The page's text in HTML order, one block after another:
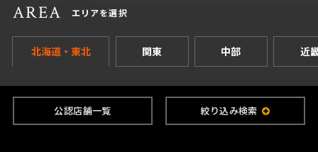
AREA エリアを選択
北海道・東北 関東 中部 近
絞り込み検索
公認店舗一覧